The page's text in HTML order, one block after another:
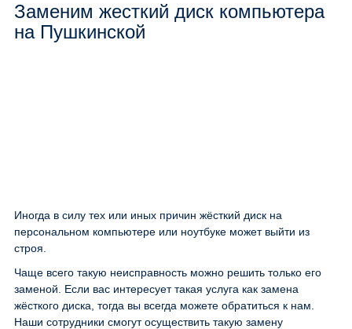
Заменим жесткий диск компьютера
на Пушкинской
Иногда в силу тех или иных причин жёсткий диск на
персональном компьютере или ноутбуке может выйти из
строя.
Чаще всего такую неисправность можно решить только его
заменой. Если вас интересует такая услуга как замена
жёсткого диска, тогда вы всегда можете обратиться к нам.
Наши сотрудники смогут осуществить такую замену